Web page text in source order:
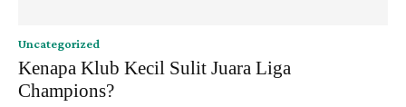
Uncategorized
Kenapa Klub Kecil Sulit Juara Liga
Champions?